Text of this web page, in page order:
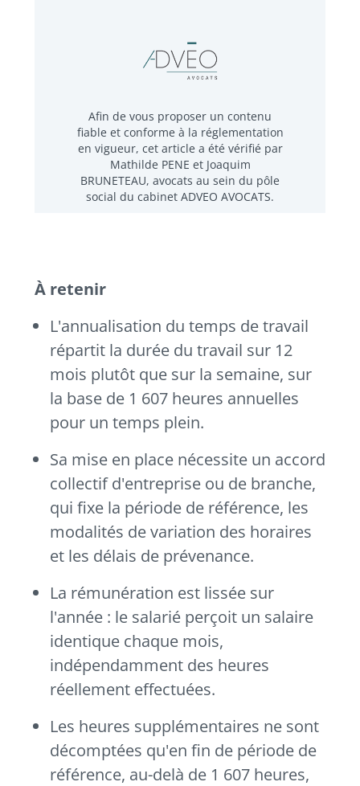
Afin de vous proposer un contenu
fiable et conforme à la réglementation
en vigueur, cet article a été vérifié par
Mathilde PENE et Joaquim
BRUNETEAU, avocats au sein du pôle
social du cabinet ADVEO AVOCATS.
À retenir
L'annualisation du temps de travail
répartit la durée du travail sur 12
mois plutôt que sur la semaine, sur
la base de 1 607 heures annuelles
pour un temps plein.
Sa mise en place nécessite un accord
collectif d'entreprise ou de branche,
qui fixe la période de référence, les
modalités de variation des horaires
et les délais de prévenance.
La rémunération est lissée sur
l'année : le salarié perçoit un salaire
identique chaque mois,
indépendamment des heures
réellement effectuées.
Les heures supplémentaires ne sont
décomptées qu'en fin de période de
référence, au-delà de 1 607 heures,